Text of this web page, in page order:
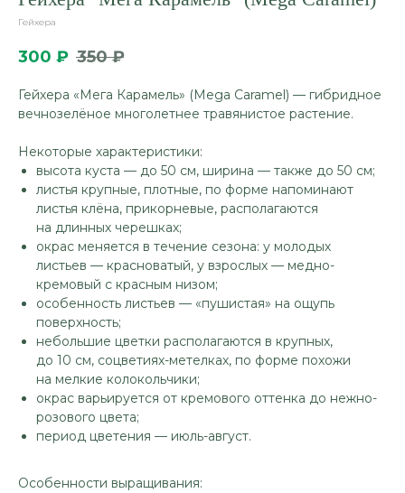
Гейхера
300 ₽ 350 ₽
Гейхера «Мега Карамель» (Mega Caramel) — гибридное
вечнозелёное многолетнее травянистое растение.
Некоторые характеристики:
высота куста — до 50 см, ширина — также до 50 см;
листья крупные, плотные, по форме напоминают
листья клёна, прикорневые, располагаются
на длинных черешках;
окрас меняется в течение сезона: у молодых
листьев — красноватый, у взрослых — медно-
кремовый с красным низом;
особенность листьев — «пушистая» на ощупь
поверхность;
небольшие цветки располагаются в крупных,
до 10 см, соцветиях-метелках, по форме похожи
на мелкие колокольчики;
окрас варьируется от кремового оттенка до нежно-
розового цвета;
период цветения — июль-август.
Особенности выращивания: